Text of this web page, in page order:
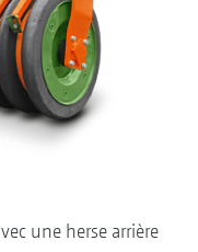
une herse arrière